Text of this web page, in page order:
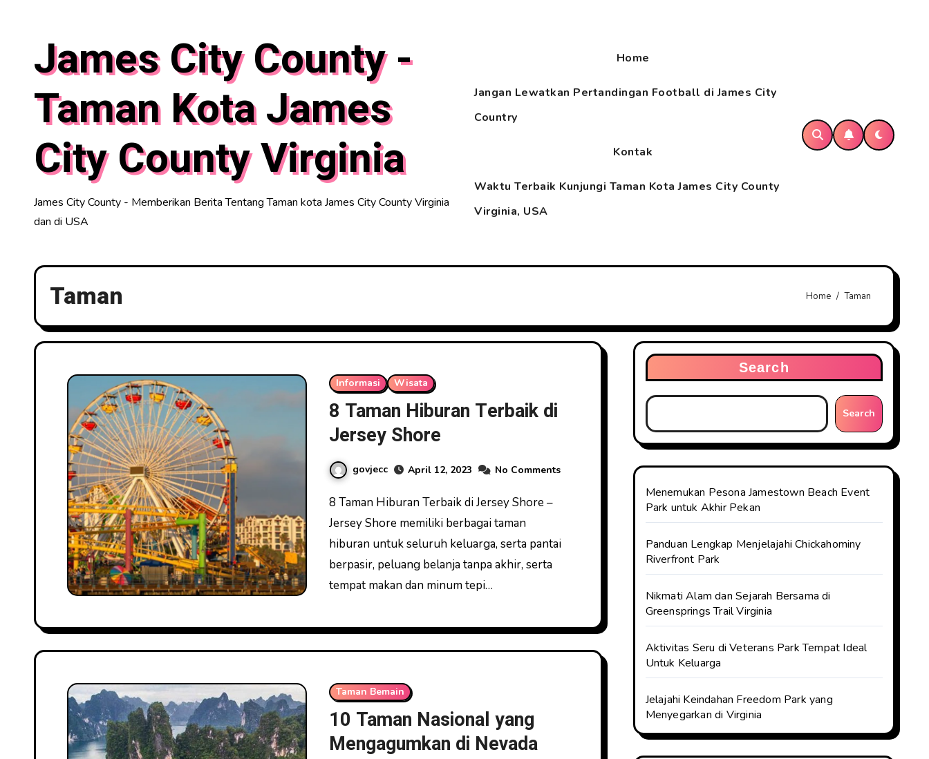
James City County -
Taman Kota James
City County Virginia
James City County - Memberikan Berita Tentang Taman kota James City County Virginia
dan di USA
Home
Jangan Lewatkan Pertandingan Football di James City
Country
Kontak
Waktu Terbaik Kunjungi Taman Kota James City County
Virginia, USA
Taman Home Taman
Informasi Wisata
8 Taman Hiburan Terbaik di
Jersey Shore
govjecc April 12, 2023 No Comments
8 Taman Hiburan Terbaik di Jersey Shore –
Jersey Shore memiliki berbagai taman
hiburan untuk seluruh keluarga, serta pantai
berpasir, peluang belanja tanpa akhir, serta
tempat makan dan minum tepi…
Taman Bemain
10 Taman Nasional yang
Mengagumkan di Nevada
Search
Search
Menemukan Pesona Jamestown Beach Event
Park untuk Akhir Pekan
Panduan Lengkap Menjelajahi Chickahominy
Riverfront Park
Nikmati Alam dan Sejarah Bersama di
Greensprings Trail Virginia
Aktivitas Seru di Veterans Park Tempat Ideal
Untuk Keluarga
Jelajahi Keindahan Freedom Park yang
Menyegarkan di Virginia